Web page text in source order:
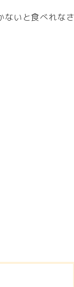
ないと食べれなさ